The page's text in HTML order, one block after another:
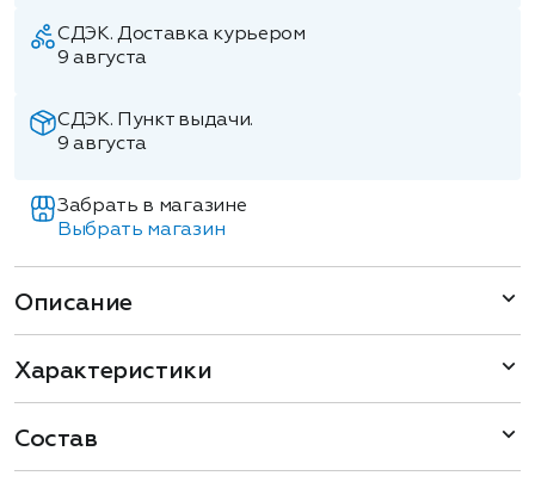
СДЭК. Доставка курьером
9 августа
СДЭК. Пункт выдачи.
9 августа
Забрать в магазине
Выбрать магазин
Описание
Характеристики
Состав